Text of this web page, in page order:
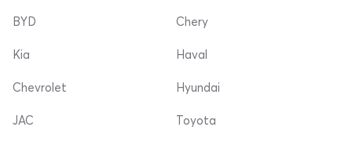
BYD
Kia
Chevrolet
Chery
Haval
Hyundai
JAC Toyota